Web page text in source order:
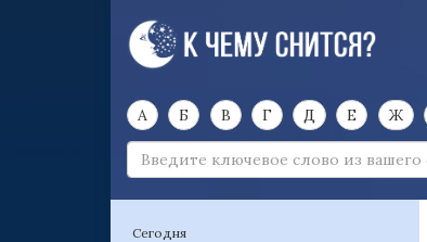
А Б В Г Д Е Ж
Сегодня